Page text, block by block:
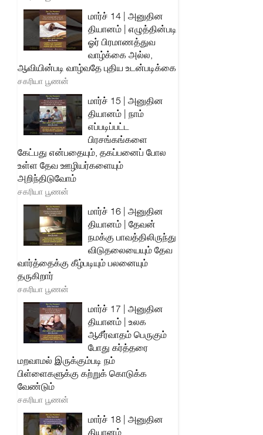
மார்ச் 14 | அனுதின
தியானம் | எழுத்தின்படி
ஓர் பிரமாணத்துவ
வாழ்க்கை அல்ல,
ஆவியின்படி வாழ்வதே புதிய உடன்படிக்கை
சகரியா பூணன்
மார்ச் 15 | அனுதின
தியானம் | நாம்
எப்படிப்பட்ட
பிரசங்கங்களை
கேட்பது என்பதையும், தகப்பனைப் போல
உள்ள தேவ ஊழியர்களையும்
அறிந்திடுவோம்
சகரியா பூணன்
மார்ச் 16 | அனுதின
தியானம் | தேவன்
நமக்கு பாவத்திலிருந்து
விடுதலையையும் தேவ
வார்த்தைக்கு கீழ்படியும் பலனையும்
தருகிறார்
சகரியா பூணன்
மார்ச் 17 | அனுதின
தியானம் | உலக
ஆசீர்வாதம் பெருகும்
போது கர்த்தரை
மறவாமல் இருக்கும்படி நம்
பிள்ளைகளுக்கு கற்றுக் கொடுக்க
வேண்டும்
சகரியா பூணன்
மார்ச் 18 | அனுதின
தியானம்